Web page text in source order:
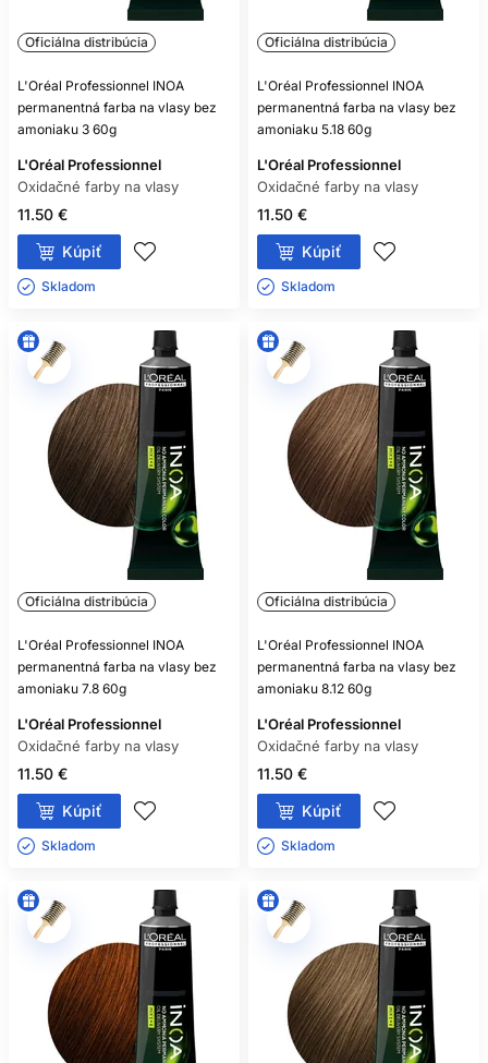
Oficiálna distribúcia
L'Oréal Professionnel INOA
permanentná farba na vlasy bez
amoniaku 3 60g
L'Oréal Professionnel
Oxidačné farby na vlasy
11.50 €
Kúpiť
Skladom ㅤ
Oficiálna distribúcia
L'Oréal Professionnel INOA
permanentná farba na vlasy bez
amoniaku 5.18 60g
L'Oréal Professionnel
Oxidačné farby na vlasy
11.50 €
Kúpiť
Skladom ㅤ
Oficiálna distribúcia
L'Oréal Professionnel INOA
permanentná farba na vlasy bez
amoniaku 7.8 60g
L'Oréal Professionnel
Oxidačné farby na vlasy
11.50 €
Kúpiť
Skladom ㅤ
Oficiálna distribúcia
L'Oréal Professionnel INOA
permanentná farba na vlasy bez
amoniaku 8.12 60g
L'Oréal Professionnel
Oxidačné farby na vlasy
11.50 €
Kúpiť
Skladom ㅤ